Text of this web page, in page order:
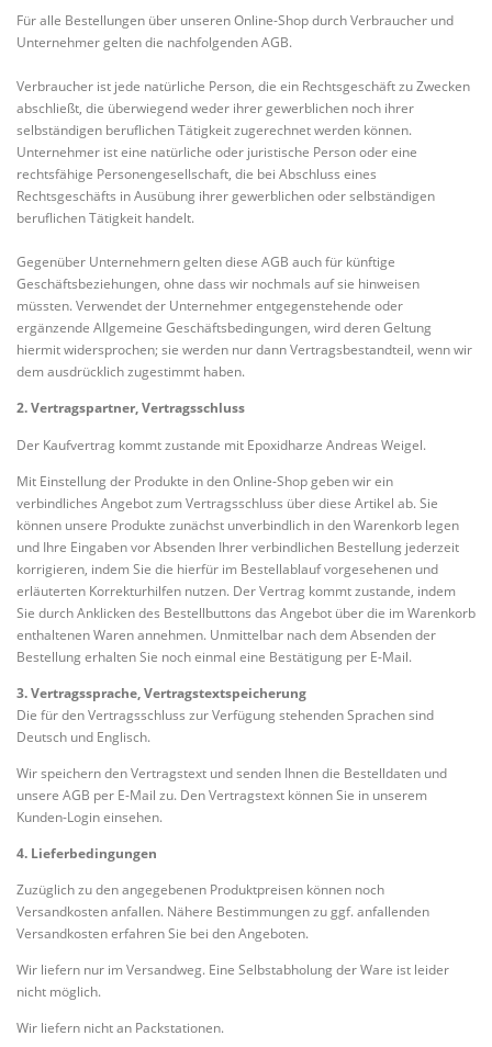
Für alle Bestellungen über unseren Online-Shop durch Verbraucher und
Unternehmer gelten die nachfolgenden AGB.
Verbraucher ist jede natürliche Person, die ein Rechtsgeschäft zu Zwecken
abschließt, die überwiegend weder ihrer gewerblichen noch ihrer
selbständigen beruflichen Tätigkeit zugerechnet werden können.
Unternehmer ist eine natürliche oder juristische Person oder eine
rechtsfähige Personengesellschaft, die bei Abschluss eines
Rechtsgeschäfts in Ausübung ihrer gewerblichen oder selbständigen
beruflichen Tätigkeit handelt.
Gegenüber Unternehmern gelten diese AGB auch für künftige
Geschäftsbeziehungen, ohne dass wir nochmals auf sie hinweisen
müssten. Verwendet der Unternehmer entgegenstehende oder
ergänzende Allgemeine Geschäftsbedingungen, wird deren Geltung
hiermit widersprochen; sie werden nur dann Vertragsbestandteil, wenn wir
dem ausdrücklich zugestimmt haben.
2. Vertragspartner, Vertragsschluss
Der Kaufvertrag kommt zustande mit Epoxidharze Andreas Weigel.
Mit Einstellung der Produkte in den Online-Shop geben wir ein
verbindliches Angebot zum Vertragsschluss über diese Artikel ab. Sie
können unsere Produkte zunächst unverbindlich in den Warenkorb legen
und Ihre Eingaben vor Absenden Ihrer verbindlichen Bestellung jederzeit
korrigieren, indem Sie die hierfür im Bestellablauf vorgesehenen und
erläuterten Korrekturhilfen nutzen. Der Vertrag kommt zustande, indem
Sie durch Anklicken des Bestellbuttons das Angebot über die im Warenkorb
enthaltenen Waren annehmen. Unmittelbar nach dem Absenden der
Bestellung erhalten Sie noch einmal eine Bestätigung per E-Mail.
3. Vertragssprache, Vertragstextspeicherung
Die für den Vertragsschluss zur Verfügung stehenden Sprachen sind
Deutsch und Englisch.
Wir speichern den Vertragstext und senden Ihnen die Bestelldaten und
unsere AGB per E-Mail zu. Den Vertragstext können Sie in unserem
Kunden-Login einsehen.
4. Lieferbedingungen
Zuzüglich zu den angegebenen Produktpreisen können noch
Versandkosten anfallen. Nähere Bestimmungen zu ggf. anfallenden
Versandkosten erfahren Sie bei den Angeboten.
Wir liefern nur im Versandweg. Eine Selbstabholung der Ware ist leider
nicht möglich.
Wir liefern nicht an Packstationen.